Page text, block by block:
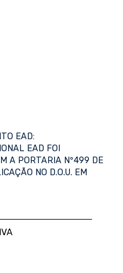
EAD:
EAD FOI
A PORTARIA Nº499 DE
NO D.O.U. EM